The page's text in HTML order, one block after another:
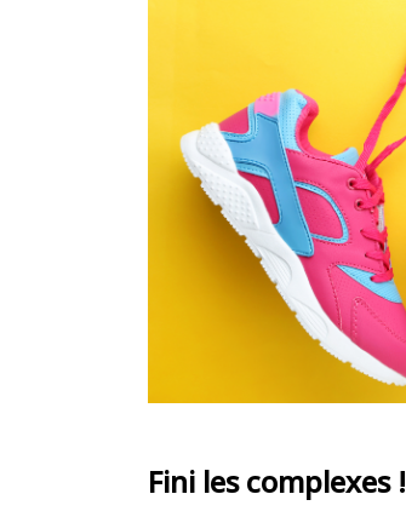
Fini les complexes !